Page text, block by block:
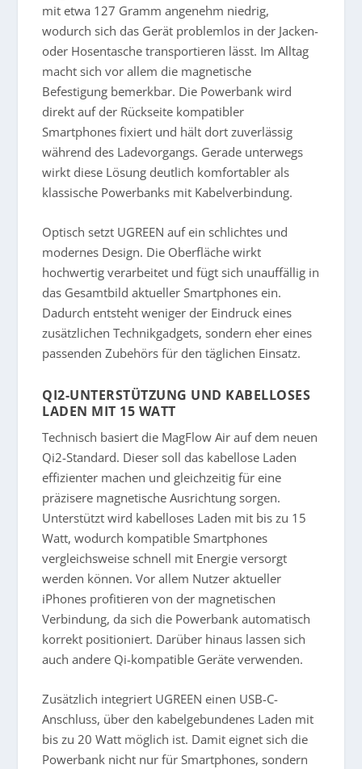
mit etwa 127 Gramm angenehm niedrig,
wodurch sich das Gerät problemlos in der Jacken-
oder Hosentasche transportieren lässt. Im Alltag
macht sich vor allem die magnetische
Befestigung bemerkbar. Die Powerbank wird
direkt auf der Rückseite kompatibler
Smartphones fixiert und hält dort zuverlässig
während des Ladevorgangs. Gerade unterwegs
wirkt diese Lösung deutlich komfortabler als
klassische Powerbanks mit Kabelverbindung.
Optisch setzt UGREEN auf ein schlichtes und
modernes Design. Die Oberfläche wirkt
hochwertig verarbeitet und fügt sich unauffällig in
das Gesamtbild aktueller Smartphones ein.
Dadurch entsteht weniger der Eindruck eines
zusätzlichen Technikgadgets, sondern eher eines
passenden Zubehörs für den täglichen Einsatz.
QI2-UNTERSTÜTZUNG UND KABELLOSES
LADEN MIT 15 WATT
Technisch basiert die MagFlow Air auf dem neuen
Qi2-Standard. Dieser soll das kabellose Laden
effizienter machen und gleichzeitig für eine
präzisere magnetische Ausrichtung sorgen.
Unterstützt wird kabelloses Laden mit bis zu 15
Watt, wodurch kompatible Smartphones
vergleichsweise schnell mit Energie versorgt
werden können. Vor allem Nutzer aktueller
iPhones profitieren von der magnetischen
Verbindung, da sich die Powerbank automatisch
korrekt positioniert. Darüber hinaus lassen sich
auch andere Qi-kompatible Geräte verwenden.
Zusätzlich integriert UGREEN einen USB-C-
Anschluss, über den kabelgebundenes Laden mit
bis zu 20 Watt möglich ist. Damit eignet sich die
Powerbank nicht nur für Smartphones, sondern